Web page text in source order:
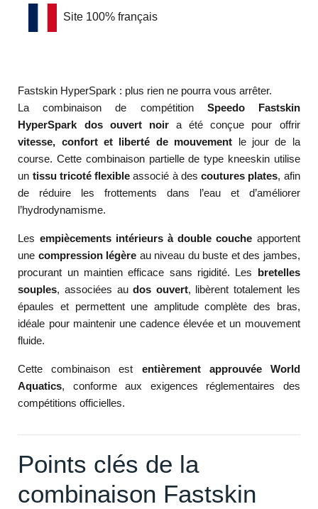
Site 100% français
Fastskin HyperSpark : plus rien ne pourra vous arrêter.
La combinaison de compétition Speedo Fastskin
HyperSpark dos ouvert noira été conçue pour offrir
vitesse, confort et liberté de mouvement le jour de la
course. Cette combinaison partielle de type kneeskin utilise
un tissu tricoté flexible associé à descoutures plates, afin
de réduire les frottements dans l’eau et d’améliorer
l’hydrodynamisme.
Les empiècements intérieurs à double couche apportent
une compression légère au niveau du buste et des jambes,
procurant un maintien efficace sans rigidité. Les bretelles
souples, associées audos ouvert, libèrent totalement les
épaules et permettent une amplitude complète des bras,
idéale pour maintenir une cadence élevée et un mouvement
fluide.
Cette combinaison est entièrement approuvée World
Aquatics, conforme aux exigences réglementaires des
compétitions officielles.
Points clés de la
combinaison Fastskin